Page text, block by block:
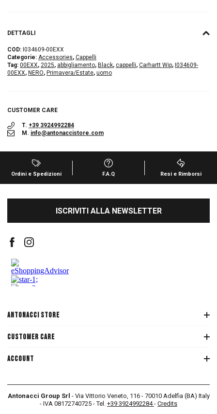
DETTAGLI
COD: I034609-00EXX
Categorie: Accessories, Cappelli
Tag: 00EXX, 2025, abbigliamento, Black, cappelli, Carhartt Wip, I034609-
00EXX, NERO, Primavera/Estate, uomo
CUSTOMER CARE
T. +39 3924992284
M. info@antonaccistore.com
Ordini e Spedizioni F.A.Q Resi e Rimborsi
ISCRIVITI ALLA NEWSLETTER
ANTONACCI STORE
CUSTOMER CARE
ACCOUNT
Antonacci Group Srl - Via Vittorio Veneto, 116 - 70010 Adelfia (BA) Italy
- IVA 08172740725 - Tel. +39 3924992284- Credits